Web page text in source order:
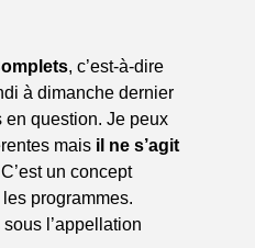
, c’est-à-dire
à dimanche dernier
en question. Je peux
mais il ne s’agit
un concept
programmes.
l’appellation